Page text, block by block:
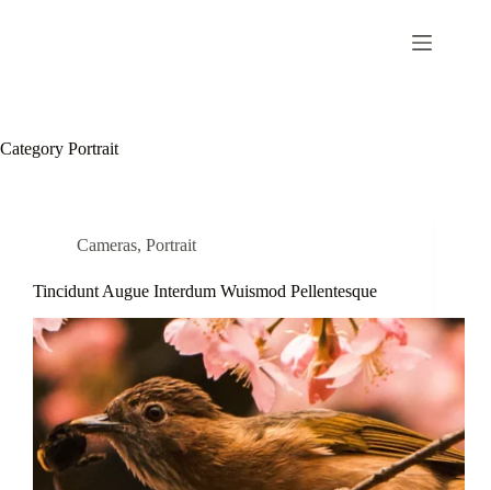
Category Portrait
Cameras, Portrait
Tincidunt Augue Interdum Wuismod Pellentesque